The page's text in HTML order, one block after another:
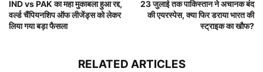
IND vs PAK का महा मुकाबला हुआ रद्द,
वर्ल्ड चैंपियनशिप ऑफ लीजेंड्स को लेकर
लिया गया बड़ा फैसला
23 जुलाई तक पाकिस्तान ने अचानक बंद
की एयरस्पेस, क्या फिर डराया भारत की
स्ट्राइक का खौफ?
RELATED ARTICLES